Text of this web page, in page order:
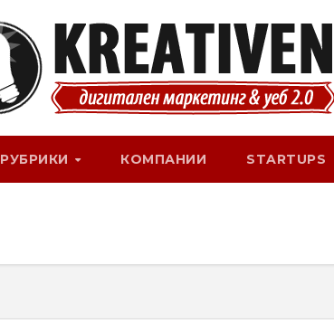
РУБРИКИ КОМПАНИИ STARTUPS